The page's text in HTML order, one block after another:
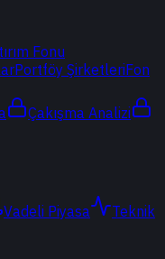
Fonu
Portföy ŞirketleriFon
Çakışma Analizi
Vadeli Piyasa
Teknik